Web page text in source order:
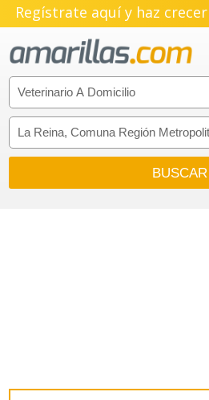
Regístrate aquí y haz